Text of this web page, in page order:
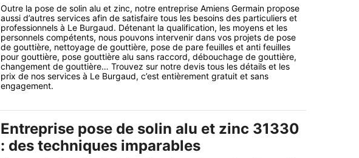
Outre la pose de solin alu et zinc, notre entreprise Amiens Germain propose
aussi d’autres services afin de satisfaire tous les besoins des particuliers et
professionnels à Le Burgaud. Détenant la qualification, les moyens et les
personnels compétents, nous pouvons intervenir dans vos projets de pose
de gouttière, nettoyage de gouttière, pose de pare feuilles et anti feuilles
pour gouttière, pose gouttière alu sans raccord, débouchage de gouttière,
changement de gouttière… Trouvez sur notre devis tous les détails et les
prix de nos services à Le Burgaud, c’est entièrement gratuit et sans
engagement.
Entreprise pose de solin alu et zinc 31330
: des techniques imparables